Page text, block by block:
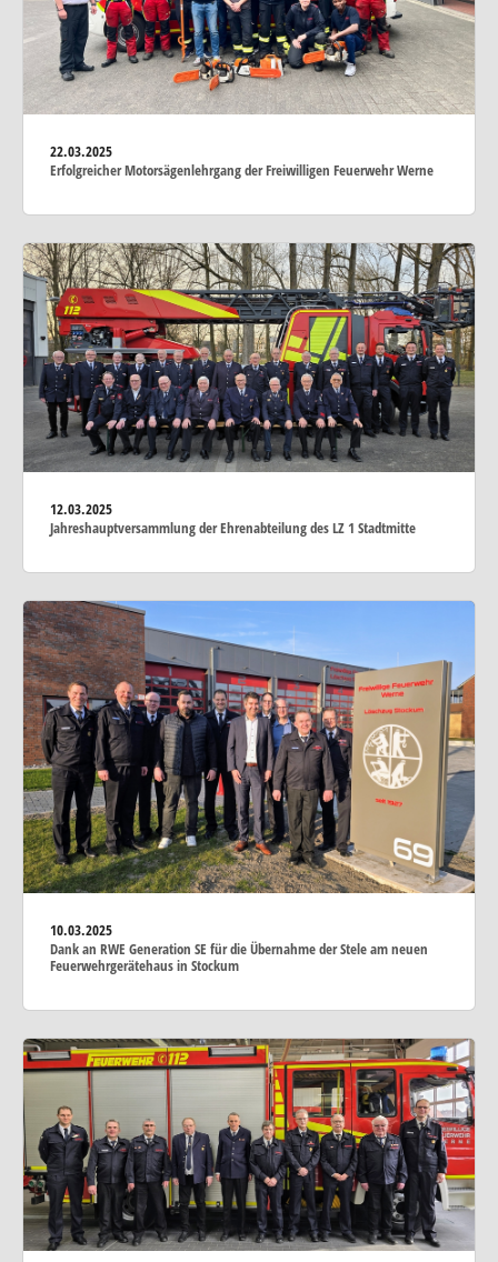
22.03.2025
Erfolgreicher Motorsägenlehrgang der Freiwilligen Feuerwehr Werne
12.03.2025
Jahreshauptversammlung der Ehrenabteilung des LZ 1 Stadtmitte
10.03.2025
Dank an RWE Generation SE für die Übernahme der Stele am neuen
Feuerwehrgerätehaus in Stockum